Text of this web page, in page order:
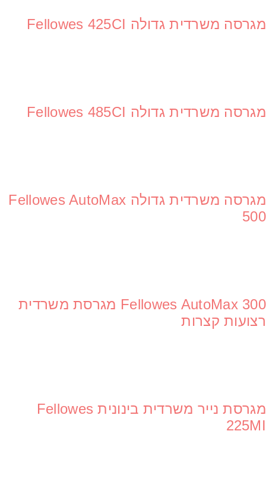
מגרסה משרדית גדולה Fellowes 425CI
מגרסה משרדית גדולה Fellowes 485CI
מגרסה משרדית גדולה Fellowes AutoMax
500
Fellowes AutoMax 300 מגרסת משרדית
רצועות קצרות
מגרסת נייר משרדית בינונית Fellowes
225MI
מכונות שכפול